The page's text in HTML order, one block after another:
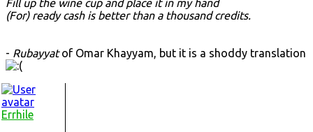
Fill up the wine cup and place it in my hand
(For) ready cash is better than a thousand credits.
- Rubayyatof Omar Khayyam, but it is a shoddy translation
Errhile